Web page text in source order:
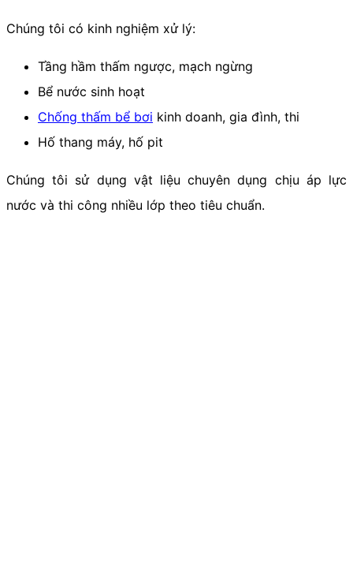
Chúng tôi có kinh nghiệm xử lý:
Tầng hầm thấm ngược, mạch ngừng
Bể nước sinh hoạt
Chống thấm bể bơi kinh doanh, gia đình, thi
Hố thang máy, hố pit
Chúng tôi sử dụng vật liệu chuyên dụng chịu áp lực
nước và thi công nhiều lớp theo tiêu chuẩn.